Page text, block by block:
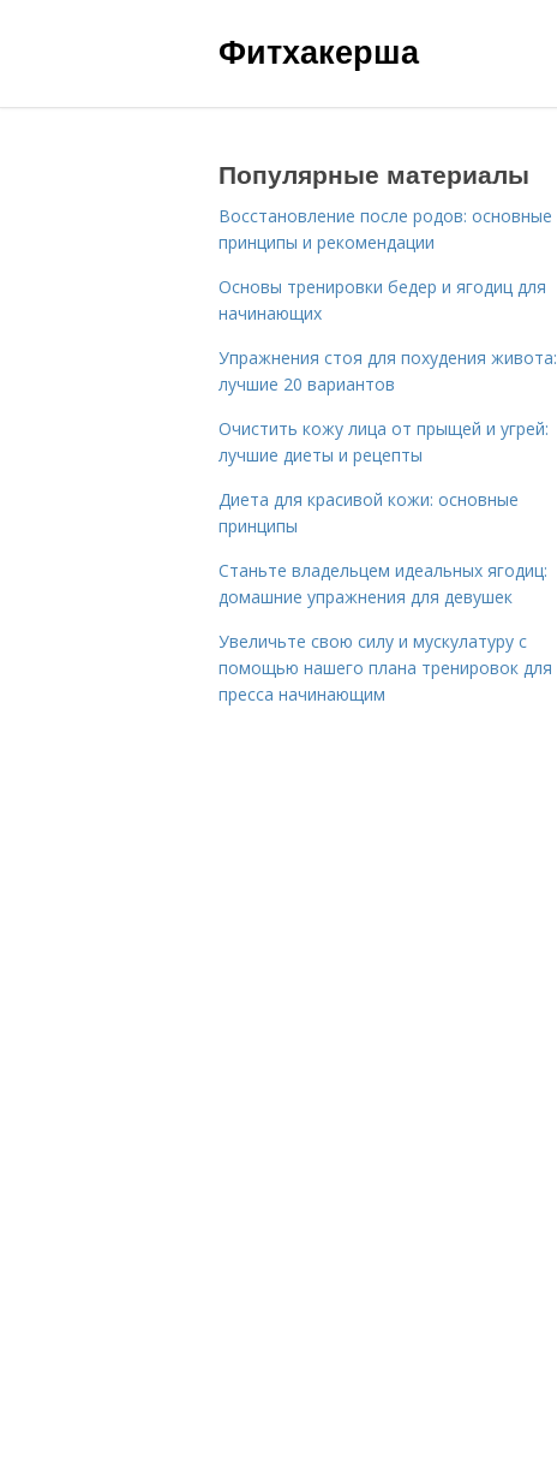
Фитхакерша
Популярные материалы
Восстановление после родов: основные
принципы и рекомендации
Основы тренировки бедер и ягодиц для
начинающих
Упражнения стоя для похудения живота:
лучшие 20 вариантов
Очистить кожу лица от прыщей и угрей:
лучшие диеты и рецепты
Диета для красивой кожи: основные
принципы
Станьте владельцем идеальных ягодиц:
домашние упражнения для девушек
Увеличьте свою силу и мускулатуру с
помощью нашего плана тренировок для
пресса начинающим